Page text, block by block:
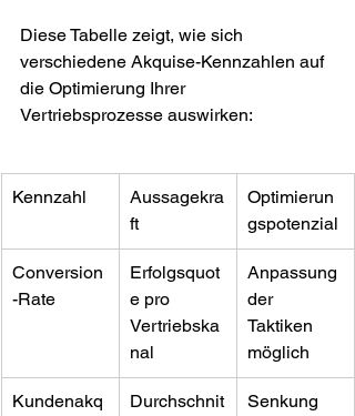
Diese Tabelle zeigt, wie sich
verschiedene Akquise-Kennzahlen auf
die Optimierung Ihrer
Vertriebsprozesse auswirken:
Kennzahl
Aussagekra
ft
Optimierun
gspotenzial
Conversion
-Rate
Erfolgsquot
e pro
Vertriebska
nal
Anpassung
der
Taktiken
möglich
Kundenakq
Durchschnit
Senkung